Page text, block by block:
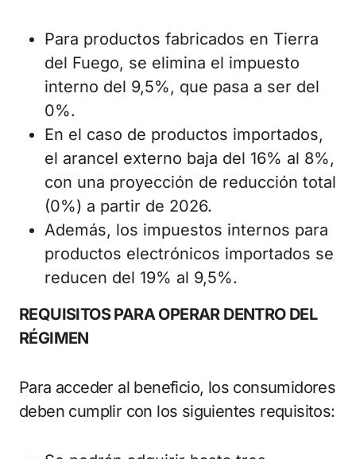
Para productos fabricados en Tierra
del Fuego, se elimina el impuesto
interno del 9,5%, que pasa a ser del
0%.
En el caso de productos importados,
el arancel externo baja del 16% al 8%,
con una proyección de reducción total
(0%) a partir de 2026.
Además, los impuestos internos para
productos electrónicos importados se
reducen del 19% al 9,5%.
REQUISITOS PARA OPERAR DENTRO DEL
RÉGIMEN
Para acceder al beneficio, los consumidores
deben cumplir con los siguientes requisitos: